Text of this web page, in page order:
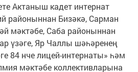
Актаныш кадет интернат
районыннан Бизәкә, Сарман
мәктәбе, Саба районыннан
үзәге, Яр Чаллы шәһәренең
84 нче лицей-интернаты» һәм
мәктәбе коллективларына